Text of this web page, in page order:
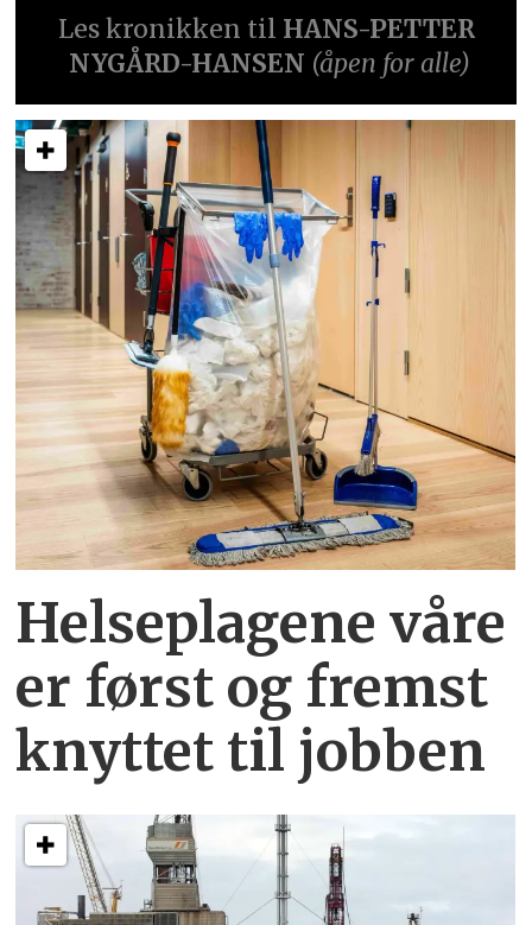
Les kronikken til HANS-PETTER
NYGÅRD-HANSEN (åpen for alle)
Helseplagene våre
er først og fremst
knyttet til jobben